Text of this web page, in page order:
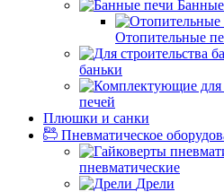
Отопительные
баньки
печей
Плюшки и санки
Пневматическое
пневматические
Дрели